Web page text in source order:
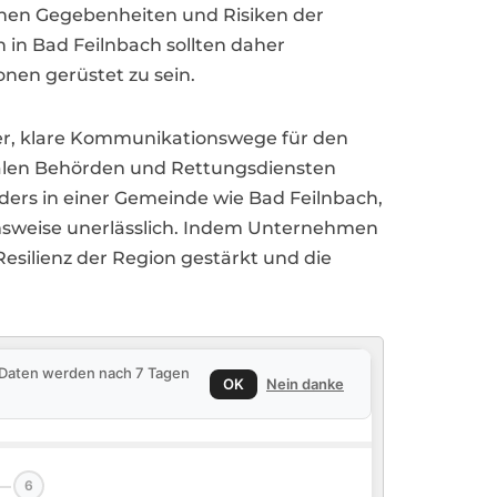
Gegebenheiten und Risiken der
Bad Feilnbach sollten daher
gerüstet zu sein.
klare Kommunikationswege für den
Behörden und Rettungsdiensten
in einer Gemeinde wie Bad Feilnbach,
unerlässlich. Indem Unternehmen
der Region gestärkt und die
werden nach 7 Tagen
OK Nein danke
6